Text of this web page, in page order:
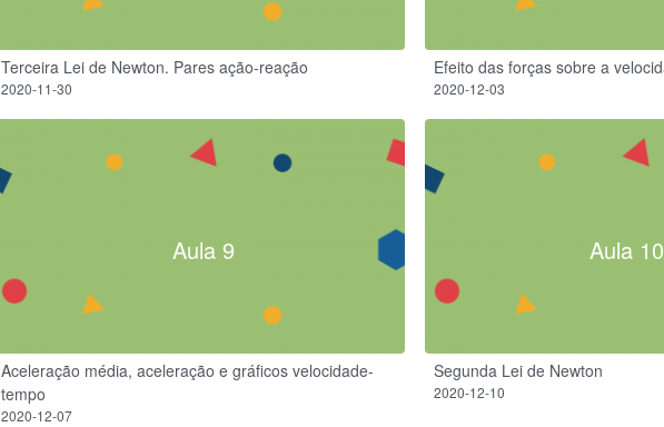
Terceira Lei de Newton. Pares ação-reação
2020-11-30
Efeito das forças sobre a
2020-12-03
Aula 9
Aceleração média, aceleração e gráficos velocidade-
tempo
2020-12-07
Aula 10
Segunda Lei de Newton
2020-12-10